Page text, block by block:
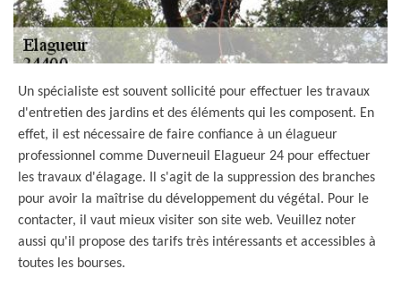
Un spécialiste est souvent sollicité pour effectuer les travaux
d'entretien des jardins et des éléments qui les composent. En
effet, il est nécessaire de faire confiance à un élagueur
professionnel comme Duverneuil Elagueur 24 pour effectuer
les travaux d'élagage. Il s'agit de la suppression des branches
pour avoir la maîtrise du développement du végétal. Pour le
contacter, il vaut mieux visiter son site web. Veuillez noter
aussi qu'il propose des tarifs très intéressants et accessibles à
toutes les bourses.